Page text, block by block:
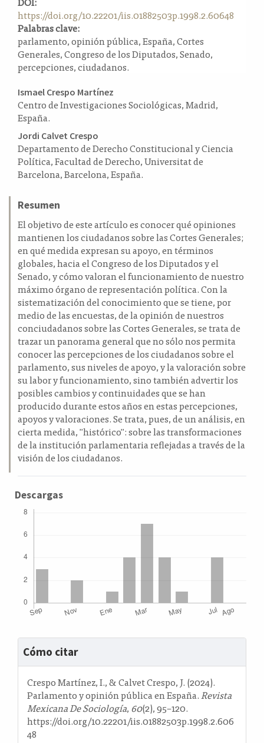
a
l
a
t
e
r
a
l
https://doi.org/10.22201/iis.01882503p.1998.2.60648
Palabras clave:
parlamento, opinión pública, España, Cortes
Generales, Congreso de los Diputados, Senado,
percepciones, ciudadanos.
Contenido
principal
del
artículo
Ismael Crespo Martínez
Centro de Investigaciones Sociológicas, Madrid,
España.
Jordi Calvet Crespo
Departamento de Derecho Constitucional y Ciencia
Política, Facultad de Derecho, Universitat de
Barcelona, Barcelona, España.
Resumen
El objetivo de este artículo es conocer qué opiniones
mantienen los ciudadanos sobre las Cortes Generales;
en qué medida expresan su apoyo, en términos
globales, hacia el Congreso de los Diputados y el
Senado, y cómo valoran el funcionamiento de nuestro
máximo órgano de representación política. Con la
sistematización del conocimiento que se tiene, por
medio de las encuestas, de la opinión de nuestros
conciudadanos sobre las Cortes Generales, se trata de
trazar un panorama general que no sólo nos permita
conocer las percepciones de los ciudadanos sobre el
parlamento, sus niveles de apoyo, y la valoración sobre
su labor y funcionamiento, sino también advertir los
posibles cambios y continuidades que se han
producido durante estos años en estas percepciones,
apoyos y valoraciones. Se trata, pues, de un análisis, en
cierta medida, "histórico": sobre las transformaciones
de la institución parlamentaria reflejadas a través de la
visión de los ciudadanos.
Descargas
Detalles
del
artículo
Cómo citar
Crespo Martínez, I., & Calvet Crespo, J. (2024).
Parlamento y opinión pública en España.Revista
Mexicana De Sociología, 60(2), 95–120.
https://doi.org/10.22201/iis.01882503p.1998.2.606
48